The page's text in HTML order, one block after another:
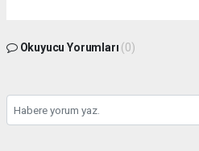
Okuyucu Yorumları (0)